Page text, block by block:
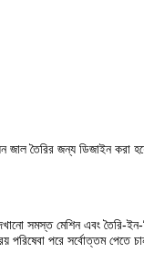
জাল তৈরির জন্য ডিজাইন করা
সমস্ত মেশিন এবং তৈরি-
পরিষেবা পরে সর্বোত্তম পেতে